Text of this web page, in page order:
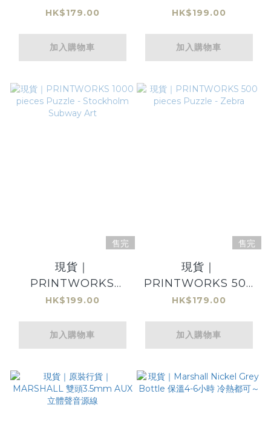
pieces Puzzle -
HK$179.00
加入購物車
1000 pieces Puzzle
Subway Art Fire
HK$199.00
加入購物車
售完
現貨｜
PRINTWORKS
1000 pieces Puzzle
Subway Art
HK$199.00
加入購物車
售完
現貨｜
PRINTWORKS 500
pieces Puzzle -
HK$179.00
加入購物車